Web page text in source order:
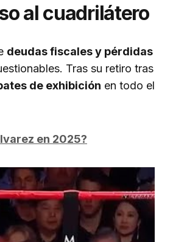
al cuadrilátero
deudas fiscales y pérdidas
Tras su retiro tras
de exhibición en todo el
en 2025?